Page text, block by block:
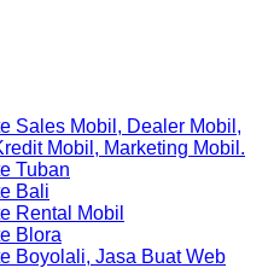
Sales Mobil, Dealer Mobil,
Mobil, Marketing Mobil.
Tuban
Bali
Rental Mobil
Blora
Boyolali, Jasa Buat Web